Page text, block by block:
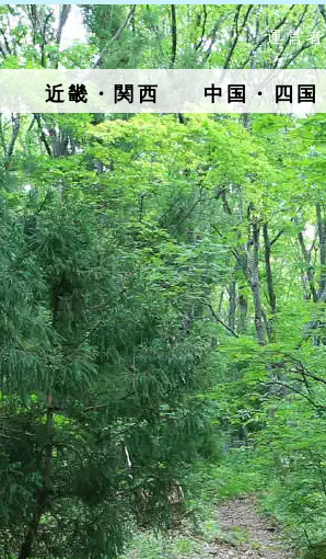
運営者
近畿・関西 中国・四国